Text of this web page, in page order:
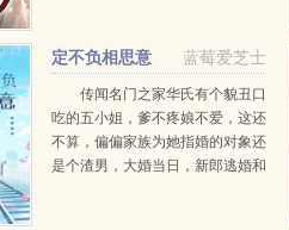
盒。千钧一发之...
蓝莓爱芝士
定不负相思意
传闻名门之家华氏有个貌丑口
吃的五小姐，爹不疼娘不爱，这还
不算，偏偏家族为她指婚的对象还
是个渣男，大婚当日，新郎逃婚和